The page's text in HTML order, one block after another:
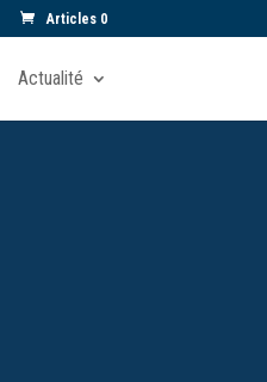
Articles 0
Actualité